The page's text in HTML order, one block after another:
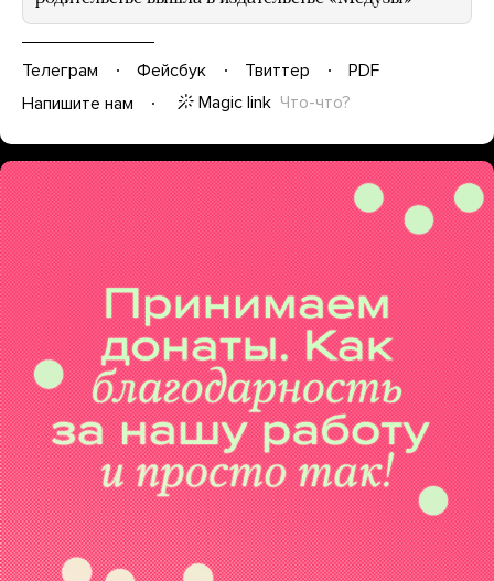
Телеграм Фейсбук Твиттер
PDF
Напишите нам
Magic link Что-что?